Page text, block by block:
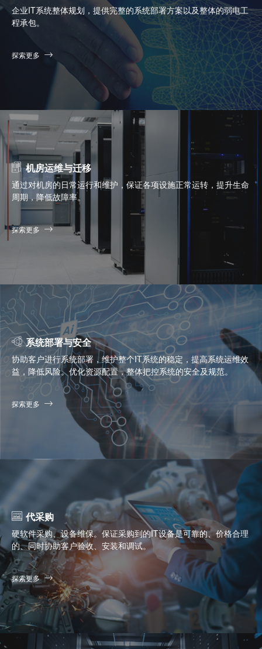
企业IT系统整体规划，提供完整的系统部署方案以及整体的弱电工
程承包。
探索更多
机房运维与迁移
通过对机房的日常运行和维护，保证各项设施正常运转，提升生命
周期，降低故障率。
探索更多
系统部署与安全
协助客户进行系统部署，维护整个IT系统的稳定，提高系统运维效
益，降低风险。优化资源配置，整体把控系统的安全及规范。
探索更多
代采购
硬软件采购、设备维保。保证采购到的IT设备是可靠的、价格合理
的、同时协助客户验收、安装和调试。
探索更多